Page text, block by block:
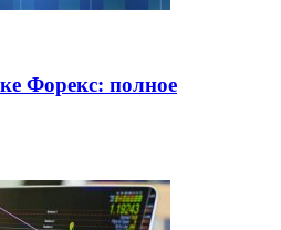
Форекс: полное